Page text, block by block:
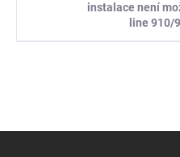
instalace není
line 910/